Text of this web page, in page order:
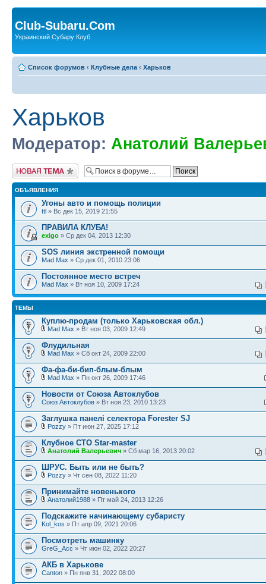
Club-Subaru.Com
Украинский Субару Клуб
Список форумов ‹ Клубные дела ‹ Харьков
Харьков
Модератор: Анатолий
Новая тема
ОБЪЯВЛЕНИЯ
Угоны авто и помощь полиции
ttl » Вс дек 15, 2019 21:55
ПРАВИЛА КЛУБА!
exigo » Ср дек 04, 2013 12:30
SOS линия экстренной помощи
Mad Max » Ср дек 01, 2010 23:06
Постоянное место встреч
Mad Max » Вт ноя 10, 2009 17:24
ТЕМЫ
Куплю-продам (только Харьковская обл.)
Mad Max » Вт ноя 03, 2009 12:49
Флудильная
Mad Max » Сб окт 24, 2009 22:00
Фа-фа-би-бип-блым-блым
Mad Max » Пн окт 26, 2009 17:46
Новости от Союза Автоклубов
Союз Автоклубов » Вт ноя 23, 2010 13:23
Заглушка панелі селектора Forester SJ
Pozzy » Пт июн 27, 2025 17:12
Клубное СТО Star-master
Анатолий Валерьевич » Сб мар 16, 2013 20:02
ШРУС. Быть или не быть?
Pozzy » Чт сен 08, 2022 11:20
Принимайте новенького
Анатолий1988 » Пт май 24, 2013 12:26
Подскажите начинающему субаристу
Kol_kos » Пт апр 09, 2021 20:06
Посмотреть машинку
GreG_Acc » Чт июн 02, 2022 20:27
АКБ в Харькове
Canton » Пн янв 31, 2022 08:00